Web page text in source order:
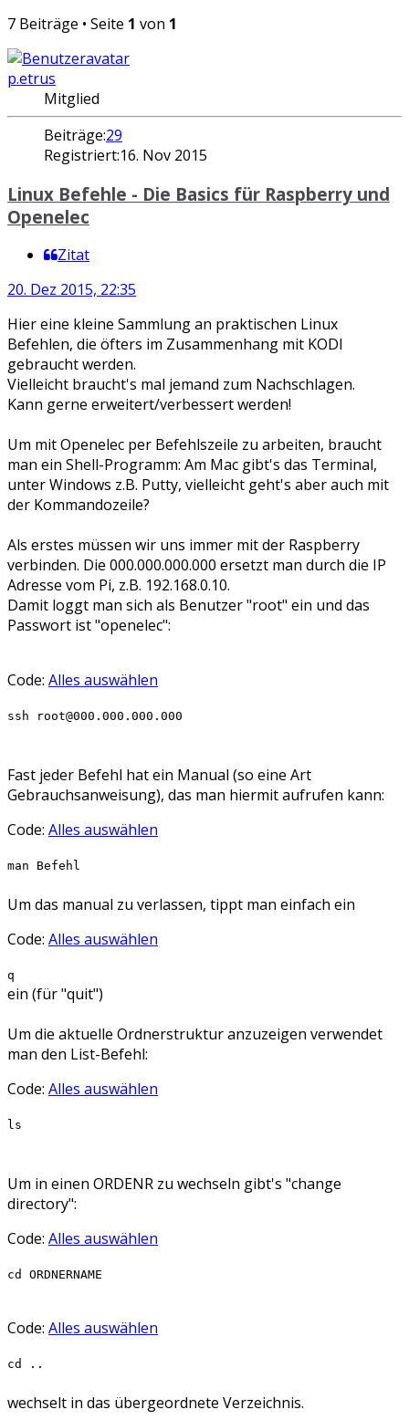
7 Beiträge • Seite 1 von 1
p.etrus
Mitglied
Beiträge:29
Registriert:16. Nov 2015
Linux Befehle - Die Basics für Raspberry und
Openelec
Zitat
20. Dez 2015, 22:35
Hier eine kleine Sammlung an praktischen Linux
Befehlen, die öfters im Zusammenhang mit KODI
gebraucht werden.
Vielleicht braucht's mal jemand zum Nachschlagen.
Kann gerne erweitert/verbessert werden!
Um mit Openelec per Befehlszeile zu arbeiten, braucht
man ein Shell-Programm: Am Mac gibt's das Terminal,
unter Windows z.B. Putty, vielleicht geht's aber auch mit
der Kommandozeile?
Als erstes müssen wir uns immer mit der Raspberry
verbinden. Die 000.000.000.000 ersetzt man durch die IP
Adresse vom Pi, z.B. 192.168.0.10.
Damit loggt man sich als Benutzer "root" ein und das
Passwort ist "openelec":
Code: Alles auswählen
ssh root@000.000.000.000
Fast jeder Befehl hat ein Manual (so eine Art
Gebrauchsanweisung), das man hiermit aufrufen kann:
Code: Alles auswählen
man Befehl
Um das manual zu verlassen, tippt man einfach ein
Code: Alles auswählen
q
ein (für "quit")
Um die aktuelle Ordnerstruktur anzuzeigen verwendet
man den List-Befehl:
Code: Alles auswählen
ls
Um in einen ORDENR zu wechseln gibt's "change
directory":
Code: Alles auswählen
cd ORDNERNAME
Code: Alles auswählen
cd ..
wechselt in das übergeordnete Verzeichnis.